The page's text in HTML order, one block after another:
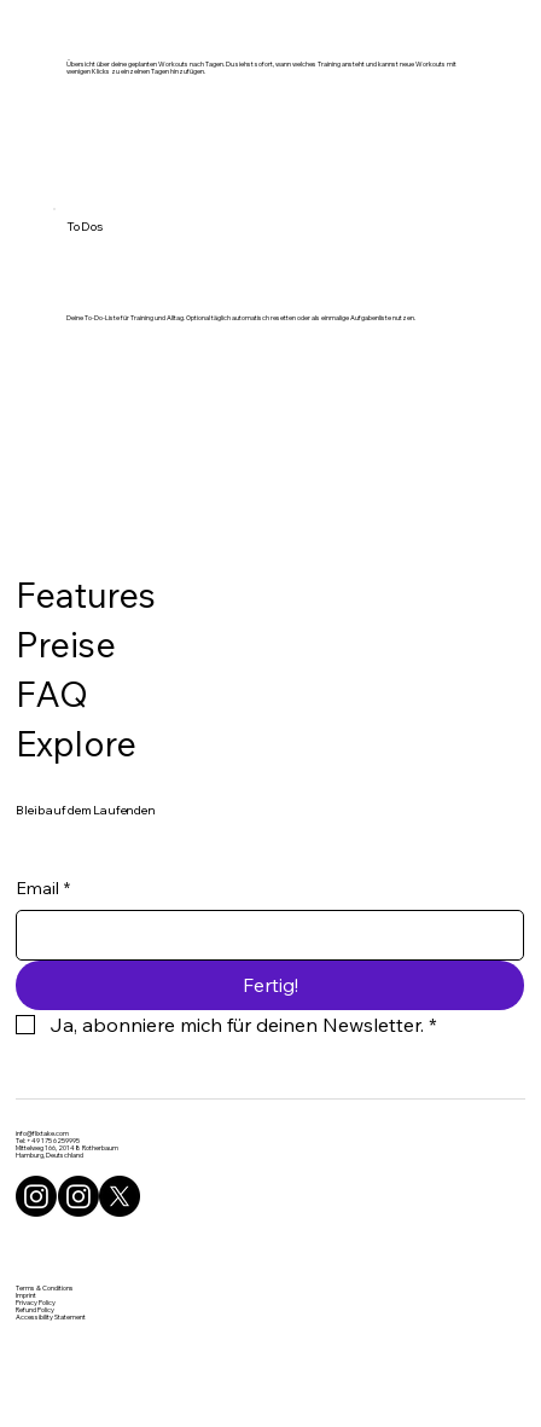
Übersicht über deine geplanten Workouts nach Tagen. Du siehst sofort, wann welches Training ansteht und kannst neue Workouts mit
wenigen Klicks zu einzelnen Tagen hinzufügen.
Deine To-Do-Liste für Training und Alltag. Optional täglich automatisch resetten oder als einmalige Aufgabenliste nutzen.
To Dos
Features
Preise
FAQ
Explore
Bleib auf dem Laufenden
Email *
Fertig!
Ja, abonniere mich für deinen Newsletter. *
info@flixtake.com
Tel: +49 175 6259995
Mittelweg 166, 20148 Rotherbaum
Hamburg, Deutschland
Terms & Conditions
Imprint
Privacy Policy
Refund Policy
Accessibility Statement